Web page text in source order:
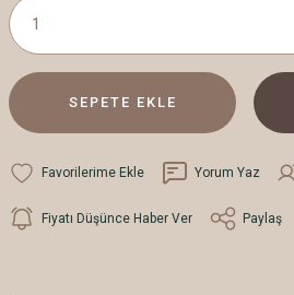
SEPETE EKLE
Yorum Yaz
Fiyatı Düşünce Haber Ver Paylaş